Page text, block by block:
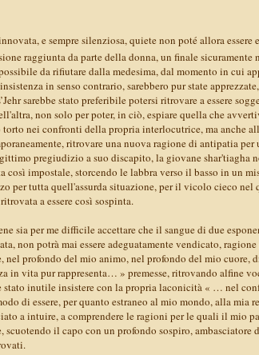
e sempre silenziosa, quiete non poté allora
raggiunta da parte della donna, un finale
da rifiutare dalla medesima, dal momento in cui
in senso contrario, sarebbero pur state
sarebbe stato preferibile potersi ritrovare a essere
non solo per poter, in ciò, espiare quella che
nei confronti della propria interlocutrice, ma anche
ritrovare una nuova ragione di antipatia
pregiudizio a suo discapito, la giovane shar'tiagha
così impostale, storcendo le labbra verso il basso in un
per tutta quell'assurda situazione, per il vicolo cieco nel
a essere così sospinta.
sia per me difficile accettare che il sangue di due
non potrà mai essere adeguatamente vendicato,
nel profondo del mio animo, nel profondo del mio cuore,
in vita pur rappresenta… » premesse, ritrovando alfine
stato inutile insistere con la propria laconicità « … nel
di essere, per quanto estraneo al mio mondo, alla mia
a intuire, a comprendere le ragioni per le quali il mio
scuotendo il capo con un profondo sospiro,